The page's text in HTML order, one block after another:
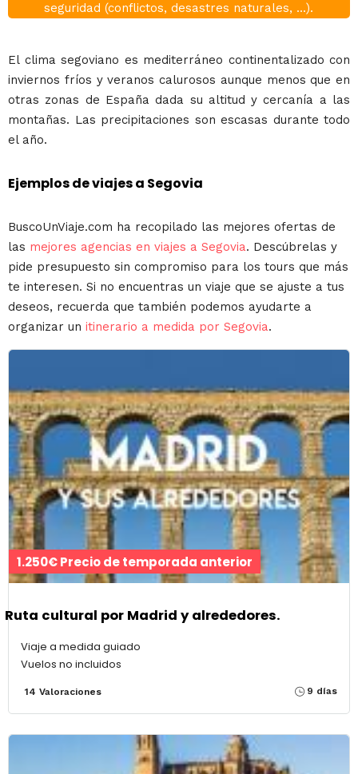
seguridad (conflictos, desastres naturales, ...).
El clima segoviano es mediterráneo continentalizado con
inviernos fríos y veranos calurosos aunque menos que en
otras zonas de España dada su altitud y cercanía a las
montañas. Las precipitaciones son escasas durante todo
el año.
Ejemplos de viajes a Segovia
BuscoUnViaje.com ha recopilado las mejores ofertas de
las mejores agencias en viajes a Segovia. Descúbrelas y
pide presupuesto sin compromiso para los tours que más
te interesen. Si no encuentras un viaje que se ajuste a tus
deseos, recuerda que también podemos ayudarte a
organizar un itinerario a medida por Segovia.
1.250€ Precio de temporada anterior
Ruta cultural por Madrid y alrededores.
Viaje a medida guiado
Vuelos no incluidos
14 Valoraciones 9 días